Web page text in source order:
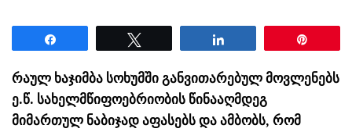
რაულ ხაჯიმბა სოხუმში განვითარებულ მოვლენებს
ე.წ. სახელმწიფოებრიობის წინააღმდეგ
მიმართულ ნაბიჯად აფასებს და ამბობს, რომ